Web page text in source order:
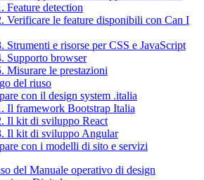
Feature detection
Verificare le feature disponibili con Can I
Strumenti e risorse per CSS e JavaScript
Supporto browser
Misurare le prestazioni
del riuso
con il design system .italia
Il framework Bootstrap Italia
Il kit di sviluppo React
Il kit di sviluppo Angular
con i modelli di sito e servizi
del Manuale operativo di design